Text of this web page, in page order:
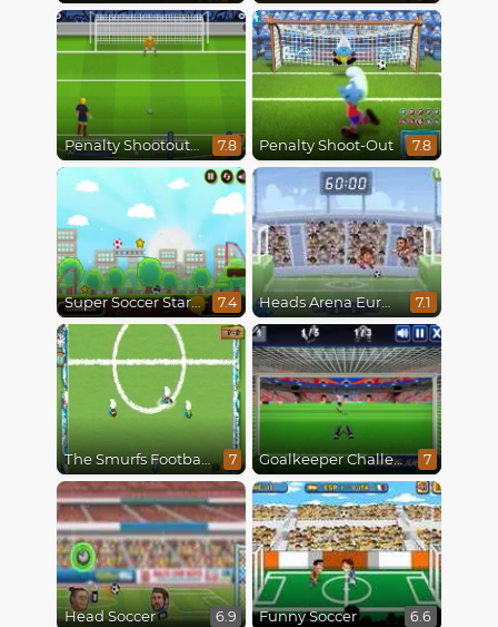
Penalty Shootout Multi League 7.8 Penalty Shoot-Out 7.8
Super Soccer Star 2 7.4 Heads Arena Euro Soccer 7.1
The Smurfs Football Match 7 Goalkeeper Challenge 7
Head Soccer 6.9 Funny Soccer 6.6